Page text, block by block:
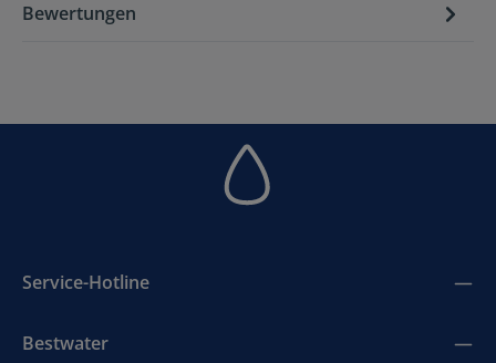
Bewertungen
Service-Hotline
Bestwater